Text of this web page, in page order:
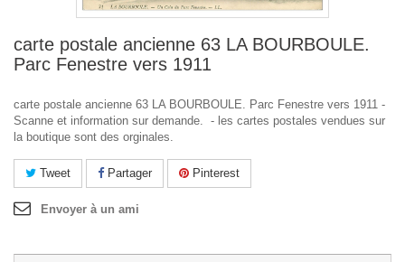
carte postale ancienne 63 LA BOURBOULE.
Parc Fenestre vers 1911
carte postale ancienne 63 LA BOURBOULE. Parc Fenestre vers 1911 -
Scanne et information sur demande. - les cartes postales vendues sur
la boutique sont des orginales.
Tweet Partager Pinterest
Envoyer à un ami